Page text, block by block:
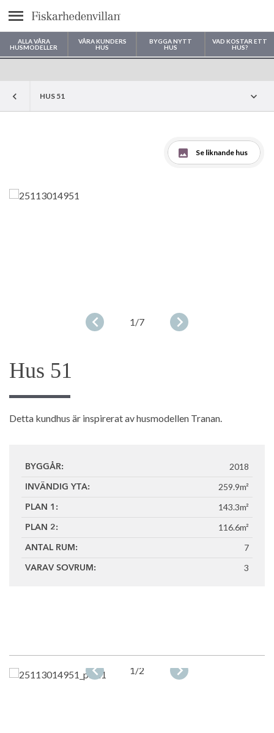
Meny
ALLA VÅRA
HUSMODELLER
VÅRA KUNDERS
HUS
BYGGA NYTT
HUS
VAD KOSTAR ETT
HUS?
Var vill du bygga ditt hus?
HUS 51
Se liknande hus
1/7
Hus 51
Detta kundhus är inspirerat av husmodellen Tranan.
BYGGÅR: 2018
INVÄNDIG YTA: 259.9m²
PLAN 1: 143.3m²
PLAN 2: 116.6m²
ANTAL RUM: 7
VARAV SOVRUM: 3
1/2